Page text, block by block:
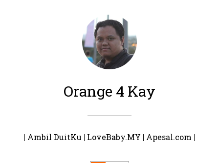
Orange 4 Kay
| Ambil DuitKu | LoveBaby.MY | Apesal.com |